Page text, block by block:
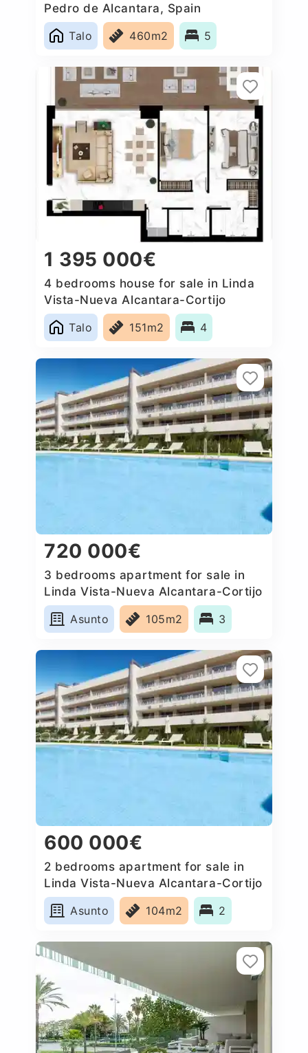
Pedro de Alcantara, Spain
Talo
460m2 5
1 395 000€
4 bedrooms house for sale in Linda
Vista-Nueva Alcantara-Cortijo
Blanco, Spain
Talo
151m2 4
720 000€
3 bedrooms apartment for sale in
Linda Vista-Nueva Alcantara-Cortijo
Blanco, Spain
Asunto
105m2 3
600 000€
2 bedrooms apartment for sale in
Linda Vista-Nueva Alcantara-Cortijo
Blanco, Spain
Asunto
104m2 2